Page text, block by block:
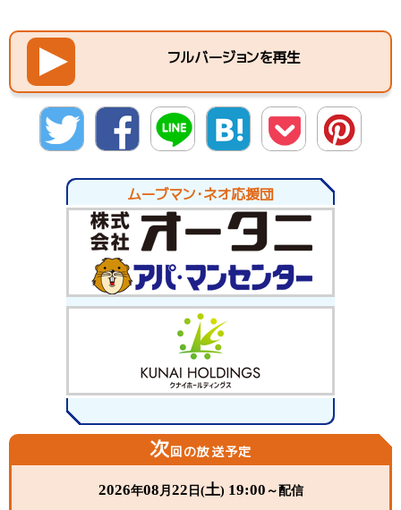
フルバージョンを再生
ok
est
ムーブマン・ネオ応援団
次回の放送予定
2026年08 月 22 日(土) 19:00 ～配信